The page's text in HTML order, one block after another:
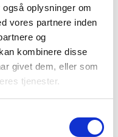
oplysninger om
vores partnere inden
og
kombinere disse
givet dem, eller som
tjenester.
for at kunne kontakte
her.